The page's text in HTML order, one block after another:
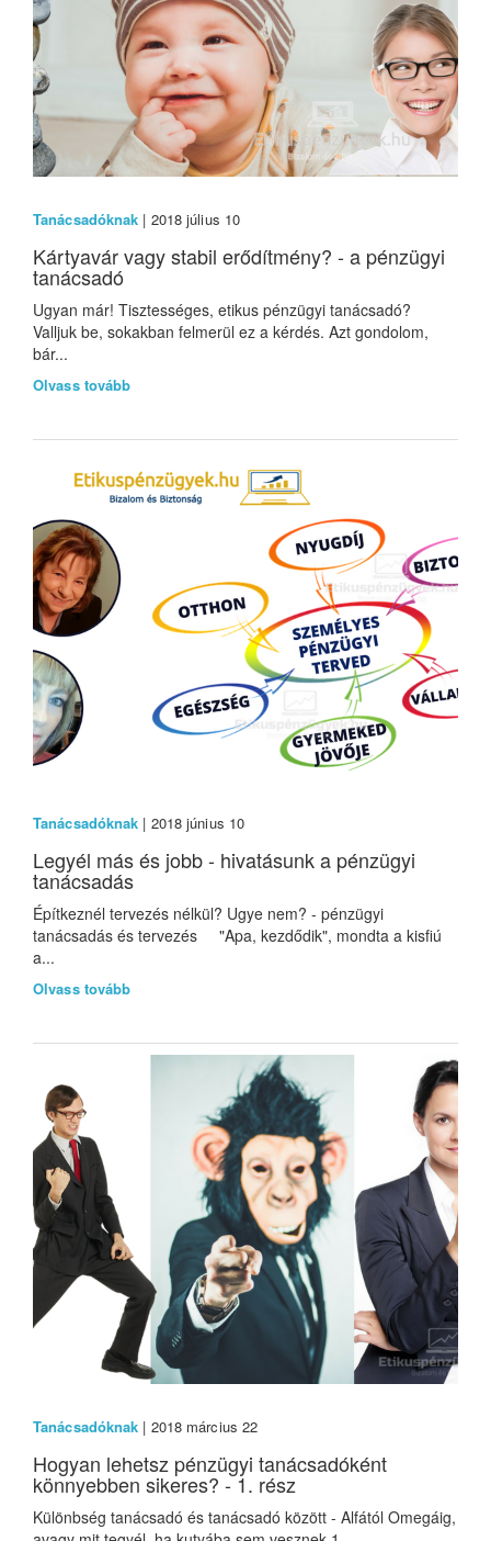
Tanácsadóknak | 2018 július 10
Kártyavár vagy stabil erődítmény? - a pénzügyi
tanácsadó
Ugyan már! Tisztességes, etikus pénzügyi tanácsadó?
Valljuk be, sokakban felmerül ez a kérdés. Azt gondolom,
bár...
Olvass tovább
Tanácsadóknak | 2018 június 10
Legyél más és jobb - hivatásunk a pénzügyi
tanácsadás
Építkeznél tervezés nélkül? Ugye nem? - pénzügyi
tanácsadás és tervezés "Apa, kezdődik", mondta a kisfiú
a...
Olvass tovább
Tanácsadóknak | 2018 március 22
Hogyan lehetsz pénzügyi tanácsadóként
könnyebben sikeres? - 1. rész
Különbség tanácsadó és tanácsadó között - Alfától Omegáig,